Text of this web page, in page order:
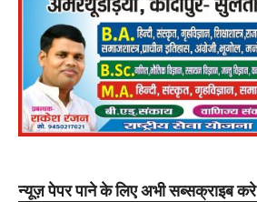
न्यूज़ पेपर पाने के लिए अभी सब्सक्राइब करे